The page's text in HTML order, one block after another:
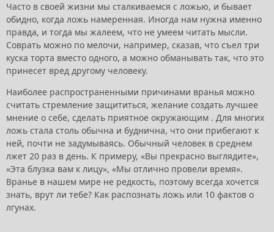
Часто в своей жизни мы сталкиваемся с ложью, и бывает
обидно, когда ложь намеренная. Иногда нам нужна именно
правда, и тогда мы жалеем, что не умеем читать мысли.
Соврать можно по мелочи, например, сказав, что съел три
куска торта вместо одного, а можно обманывать так, что это
принесет вред другому человеку.
Наиболее распространенными причинами вранья можно
считать стремление защититься, желание создать лучшее
мнение о себе, сделать приятное окружающим . Для многих
ложь стала столь обычна и буднична, что они прибегают к
ней, почти не задумываясь. Обычный человек в среднем
лжет 20 раз в день. К примеру, «Вы прекрасно выглядите»,
«Эта блузка вам к лицу», «Мы отлично провели время».
Вранье в нашем мире не редкость, поэтому всегда хочется
знать, врут ли тебе? Как распознать ложь или 10 фактов о
лгунах.